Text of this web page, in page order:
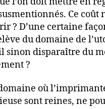
Ce coût
? D’une certaine
du domaine de
sinon disparaître du
?
où
sont reines, ne